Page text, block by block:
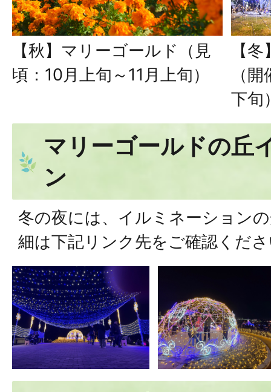
【秋】マリーゴールド（見
頃：10月上旬～11月上旬）
【
（
下旬
マリーゴールドの丘
ン
冬の夜には、イルミネーション
細は下記リンク先をご確認くだ